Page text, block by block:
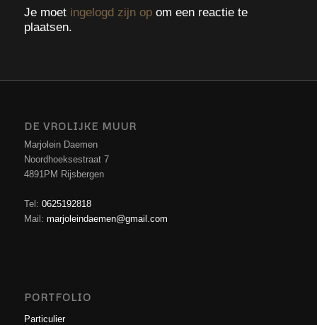
Je moet ingelogd zijn opom een reactie te
plaatsen.
DE VROLIJKE MUUR
Marjolein Daemen
Noordhoeksestraat 7
4891PM Rijsbergen
Tel: 0625192818
Mail: marjoleindaemen@gmail.com
PORTFOLIO
Particulier